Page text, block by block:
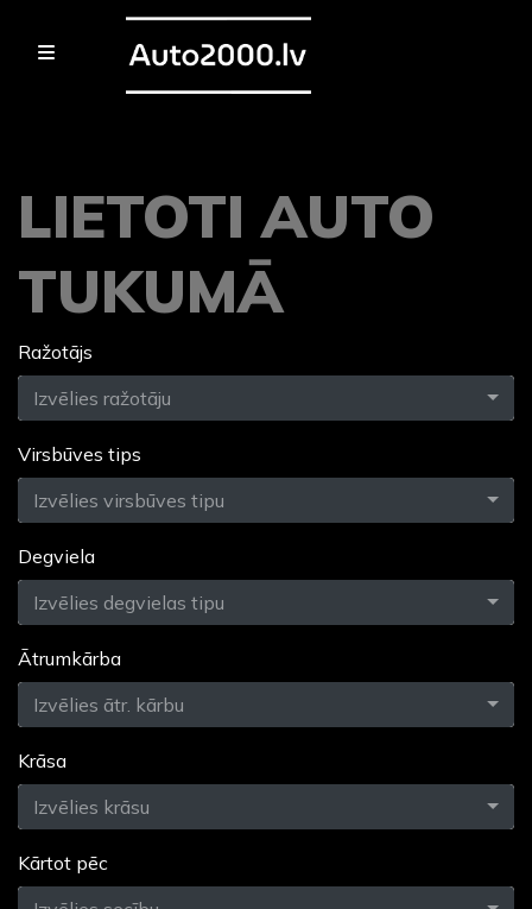
LIETOTI AUTO
TUKUMĀ
Ražotājs
Izvēlies ražotāju
Virsbūves tips
Izvēlies virsbūves tipu
Degviela
Izvēlies degvielas tipu
Ātrumkārba
Izvēlies ātr. kārbu
Krāsa
Izvēlies krāsu
Kārtot pēc